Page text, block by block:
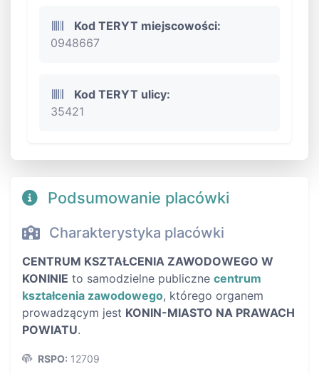
Kod TERYT miejscowości:
0948667
Kod TERYT ulicy:
35421
Podsumowanie placówki
Charakterystyka placówki
CENTRUM KSZTAŁCENIA ZAWODOWEGO W
KONINIE to samodzielne publiczne centrum
kształcenia zawodowego, którego organem
prowadzącym jest KONIN-MIASTO NA PRAWACH
POWIATU.
RSPO: 12709